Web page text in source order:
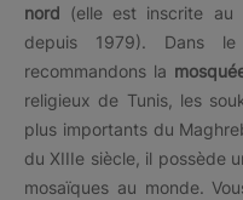
nord (elle est inscrite au
depuis 1979). Dans
recommandons la
religieux de Tunis, les
plus importants du
du XIIIe siècle, il possède
mosaïques au monde.